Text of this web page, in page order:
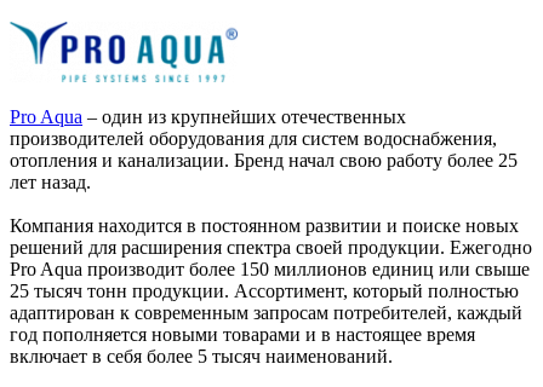
Pro Aqua – один из крупнейших отечественных
производителей оборудования для систем водоснабжения,
отопления и канализации. Бренд начал свою работу более 25
лет назад.
Компания находится в постоянном развитии и поиске новых
решений для расширения спектра своей продукции. Ежегодно
Pro Aqua производит более 150 миллионов единиц или свыше
25 тысяч тонн продукции. Ассортимент, который полностью
адаптирован к современным запросам потребителей, каждый
год пополняется новыми товарами и в настоящее время
включает в себя более 5 тысяч наименований.